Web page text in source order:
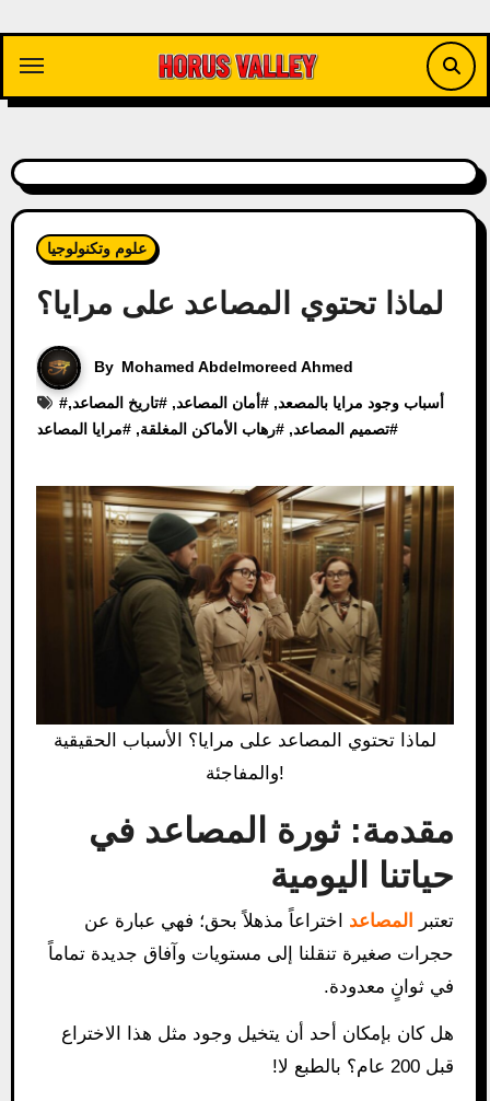
content
علوم وتكنولوجيا
لماذا تحتوي المصاعد على مرايا؟
By Mohamed Abdelmoreed Ahmed
# أسباب وجود مرايا بالمصعد, # أمان المصاعد, #تاريخ المصاعد,
#تصميم المصاعد, #رهاب الأماكن المغلقة, #مرايا المصاعد
لماذا تحتوي المصاعد على مرايا؟ الأسباب الحقيقية
والمفاجئة!
مقدمة: ثورة المصاعد في
حياتنا اليومية
تعتبر المصاعد
اختراعاً مذهلاً بحق؛ فهي عبارة عن
حجرات صغيرة تنقلنا إلى مستويات وآفاق جديدة تماماً
في ثوانٍ معدودة.
هل كان بإمكان أحد أن يتخيل وجود مثل هذا الاختراع
قبل 200 عام؟ بالطبع لا!